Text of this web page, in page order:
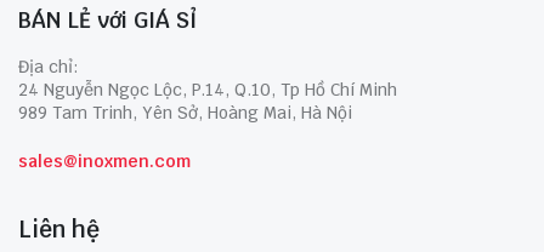
BÁN LẺ với GIÁ SỈ
Địa chỉ:
24 Nguyễn Ngọc Lộc, P.14, Q.10, Tp Hồ Chí Minh
989 Tam Trinh, Yên Sở, Hoàng Mai, Hà Nội
sales@inoxmen.com
Liên hệ